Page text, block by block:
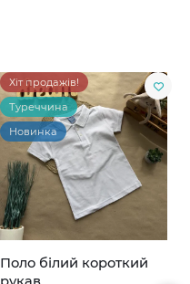
Хіт продажів!
Туреччина
Новинка
Поло білий короткий